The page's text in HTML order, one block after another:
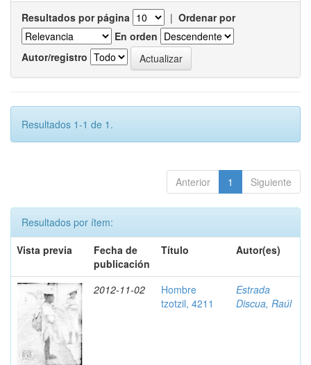
Resultados por página | Ordenar por
En orden
Autor/registro
Resultados 1-1 de 1.
Anterior 1 Siguiente
Resultados por ítem:
Vista previa
Fecha de
publicación
Título Autor(es)
2012-11-02
Hombre
tzotzil, 4211
Estrada
Discua, Raúl